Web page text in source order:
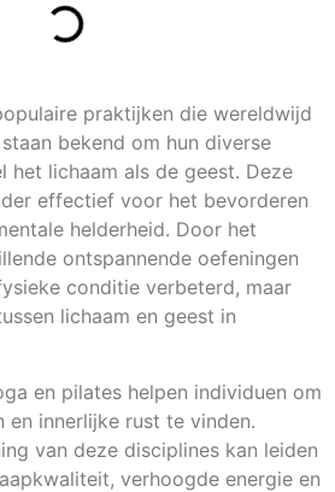
praktijken die wereldwijd
bekend om hun diverse
het lichaam als de geest. Deze
effectief voor het bevorderen
helderheid. Door het
ontspannende oefeningen
conditie verbeterd, maar
lichaam en geest in
en pilates helpen individuen om
en innerlijke rust te vinden.
van deze disciplines kan leiden
verhoogde energie en